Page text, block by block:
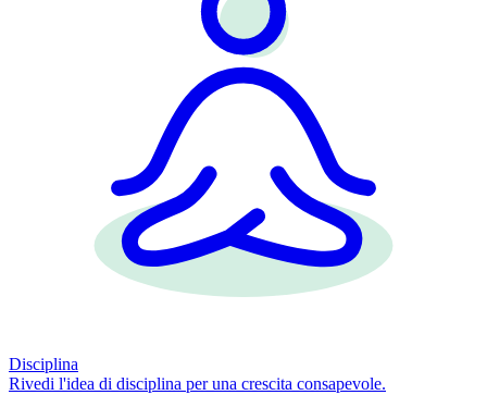
Disciplina
Rivedi l'idea di disciplina per una crescita consapevole.